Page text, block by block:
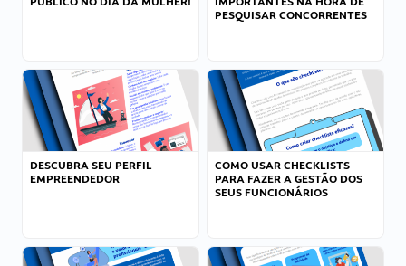
PESQUISAR CONCORRENTES
DESCUBRA SEU PERFIL
EMPREENDEDOR
COMO USAR CHECKLISTS
PARA FAZER A GESTÃO DOS
SEUS FUNCIONÁRIOS